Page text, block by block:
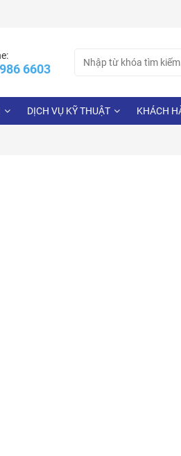
6603
for:
DỊCH VỤ KỸ THUẬT KHÁCH